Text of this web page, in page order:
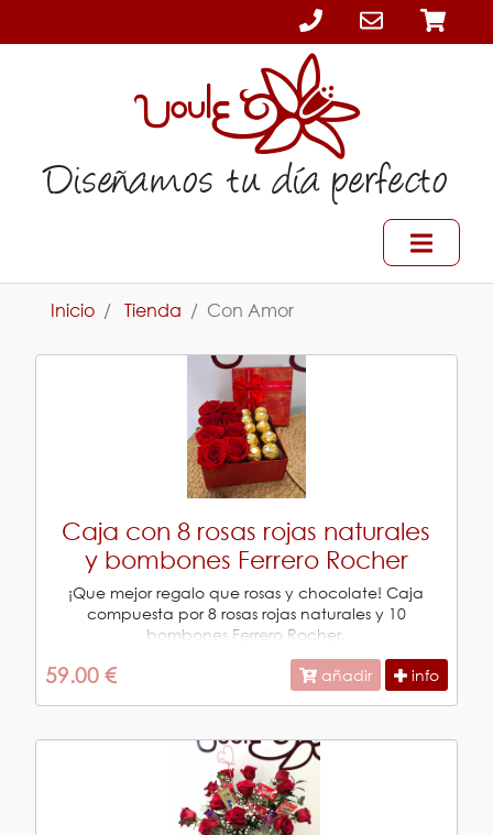
Diseñamos tu día perfecto
Inicio Tienda Con Amor
Caja con 8 rosas rojas naturales
y bombones Ferrero Rocher
¡Que mejor regalo que rosas y chocolate! Caja
compuesta por 8 rosas rojas naturales y 10
bombones Ferrero Rocher.
59.00 € añadir info